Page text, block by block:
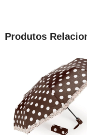
Produtos